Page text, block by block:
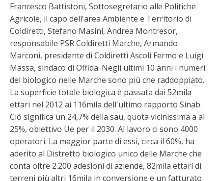
Francesco Battistoni, Sottosegretario alle Politiche
Agricole, il capo dell'area Ambiente e Territorio di
Coldiretti, Stefano Masini, Andrea Montresor,
responsabile PSR Coldiretti Marche, Armando
Marconi, presidente di Coldiretti Ascoli Fermo e Luigi
Massa, sindaco di Offida. Negli ultimi 10 anni i numeri
del biologico nelle Marche sono più che raddoppiato.
La superficie totale biologica è passata dai 52mila
ettari nel 2012 ai 116mila dell'ultimo rapporto Sinab.
Ciò significa un 24,7% della sau, quota vicinissima a al
25%, obiettivo Ue per il 2030. Al lavoro ci sono 4000
operatori. La maggior parte di essi, circa il 60%, ha
aderito al Distretto biologico unico delle Marche che
conta oltre 2.200 adesioni di aziende, 82mila ettari di
terreni più altri 16mila in conversione e un fatturato